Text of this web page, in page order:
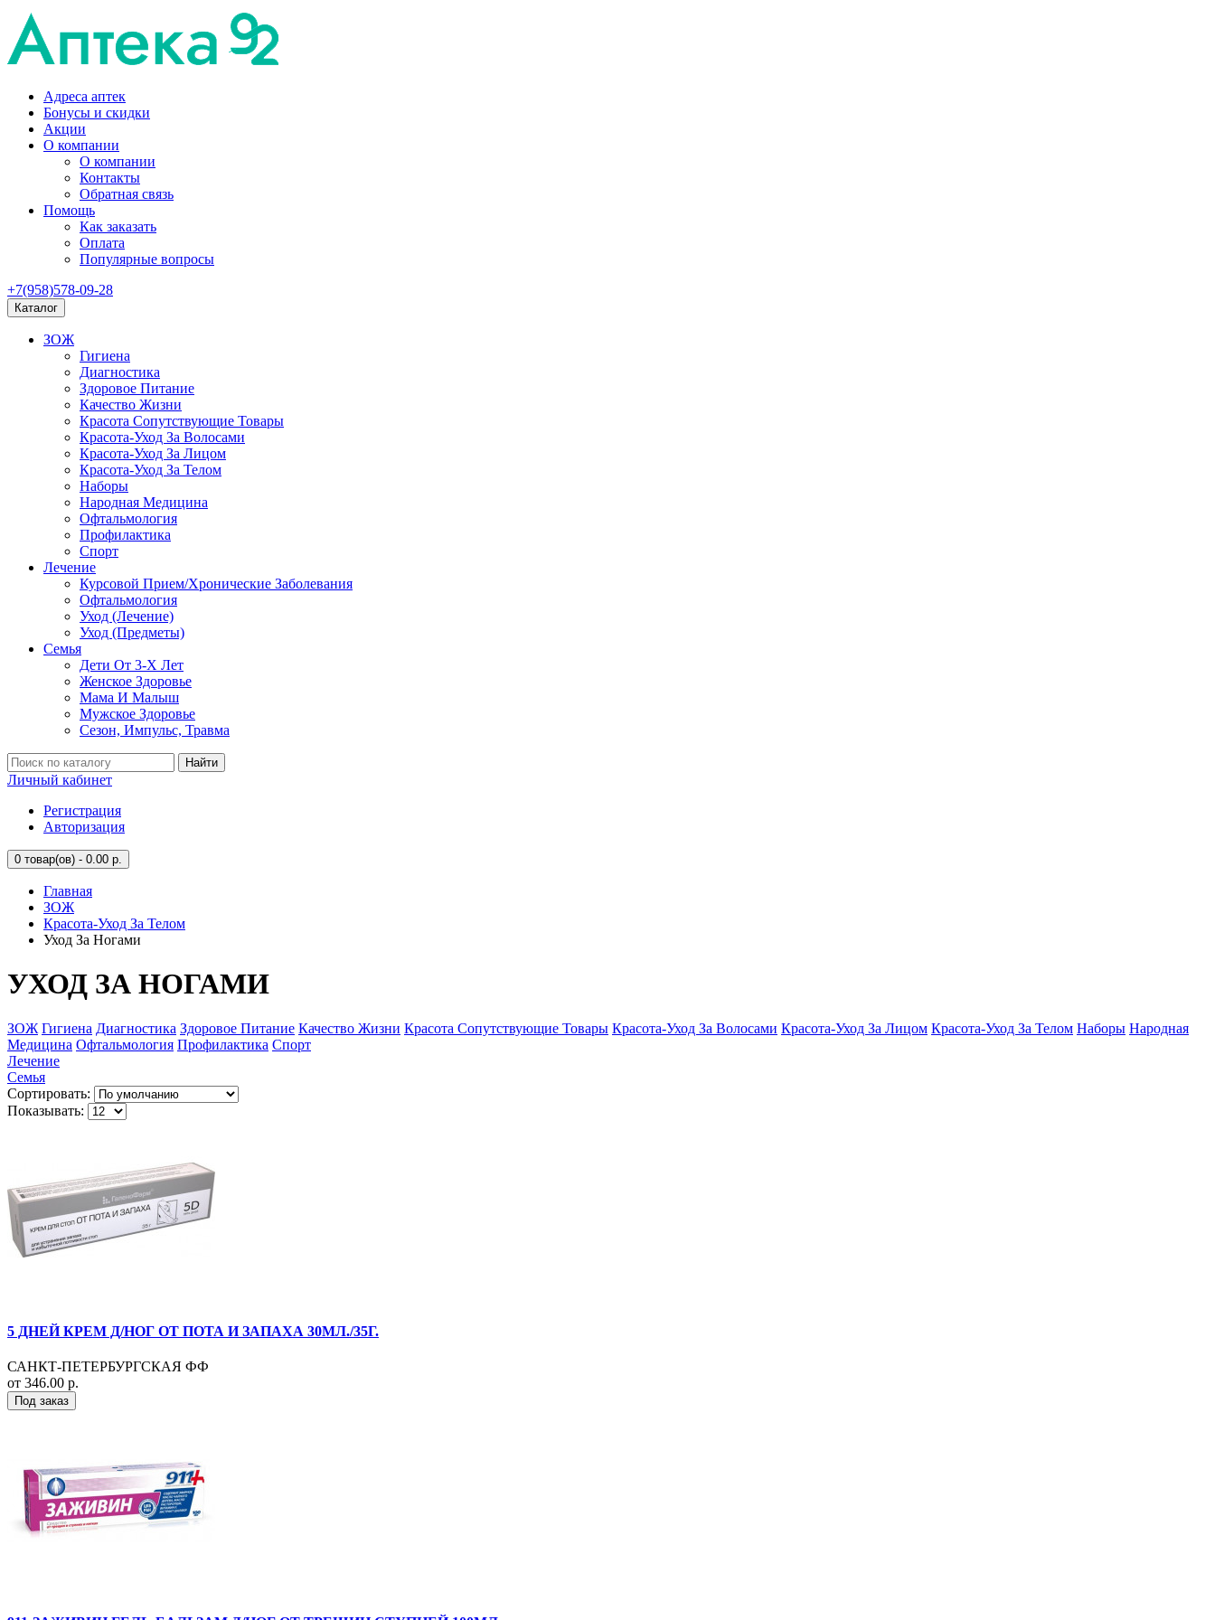
Адреса аптек
Бонусы и скидки
Акции
О компании
О компании
Контакты
Обратная связь
Помощь
Как заказать
Оплата
Популярные вопросы
+7(958)578-09-28
Каталог
ЗОЖ
Гигиена
Диагностика
Здоровое Питание
Качество Жизни
Красота Сопутствующие Товары
Красота-Уход За Волосами
Красота-Уход За Лицом
Красота-Уход За Телом
Наборы
Народная Медицина
Офтальмология
Профилактика
Спорт
Лечение
Курсовой Прием/Хронические Заболевания
Офтальмология
Уход (Лечение)
Уход (Предметы)
Семья
Дети От 3-Х Лет
Женское Здоровье
Мама И Малыш
Мужское Здоровье
Сезон, Импульс, Травма
Найти
Личный кабинет
Регистрация
Авторизация
0 товар(ов) - 0.00 р.
Главная
ЗОЖ
Красота-Уход За Телом
Уход За Ногами
УХОД ЗА НОГАМИ
ЗОЖ Гигиена Диагностика Здоровое Питание Качество Жизни Красота Сопутствующие Товары Красота-Уход За Волосами Красота-Уход За Лицом Красота-Уход За Телом Наборы Народная
Медицина Офтальмология Профилактика Спорт
Лечение
Семья
Сортировать:
Показывать:
5 ДНЕЙ КРЕМ Д/НОГ ОТ ПОТА И ЗАПАХА 30МЛ./35Г.
САНКТ-ПЕТЕРБУРГСКАЯ ФФ
от 346.00 р.
Под заказ